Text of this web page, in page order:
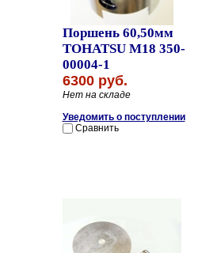
Поршень 60,50мм
TOHATSU M18 350-
00004-1
6300 руб.
Нет на складе
Уведомить о поступлении
Сравнить